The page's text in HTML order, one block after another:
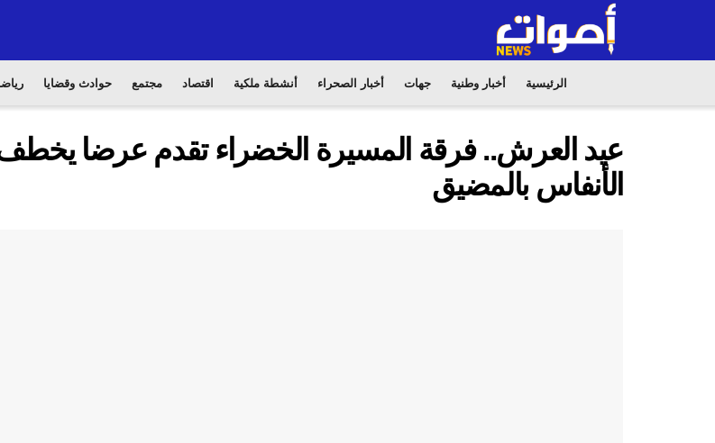
الرئيسية أخبار وطنية جهات أخبار الصحراء أنشطة ملكية اقتصاد مجتمع حوادث وقضايا
عيد العرش.. فرقة المسيرة الخضراء تقدم عرضا
الأنفاس بالمضيق